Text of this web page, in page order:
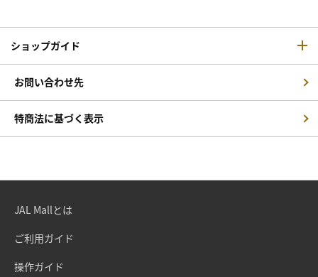
ショップガイド
お問い合わせ先
特商法に基づく表示
JAL Mallとは
ご利用ガイド
操作ガイド